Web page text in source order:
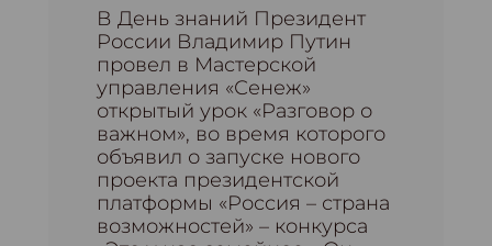
В День знаний Президент
России Владимир Путин
провел в Мастерской
управления «Сенеж»
открытый урок «Разговор о
важном», во время которого
объявил о запуске нового
проекта президентской
платформы «Россия – страна
возможностей» – конкурса